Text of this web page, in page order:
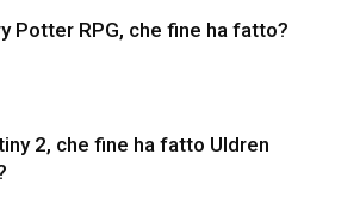
Potter RPG, che fine ha fatto?
2, che fine ha fatto Uldren